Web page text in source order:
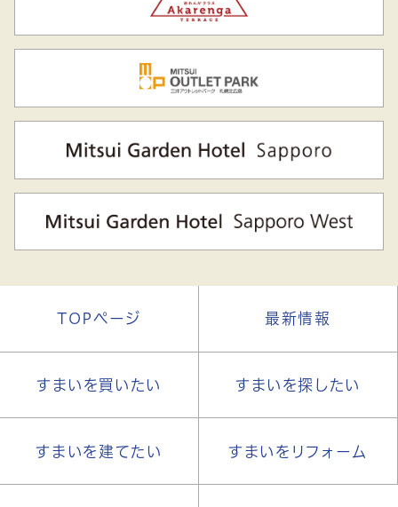
TOPページ 最新情報
すまいを買いたい すまいを探したい
すまいを建てたい すまいをリフォーム